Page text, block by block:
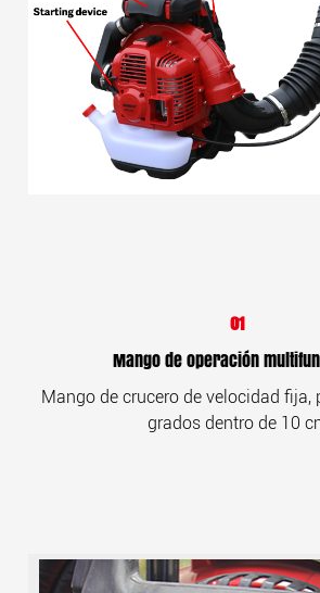
01
Mango de operación
Mango de crucero de velocidad fija,
grados dentro de 10